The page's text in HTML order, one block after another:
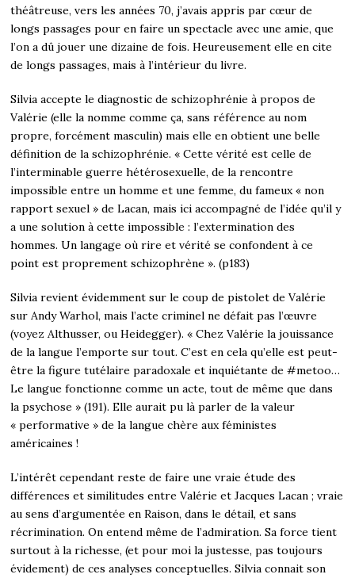
théâtreuse, vers les années 70, j’avais appris par cœur de
longs passages pour en faire un spectacle avec une amie, que
l’on a dû jouer une dizaine de fois. Heureusement elle en cite
de longs passages, mais à l’intérieur du livre.
Silvia accepte le diagnostic de schizophrénie à propos de
Valérie (elle la nomme comme ça, sans référence au nom
propre, forcément masculin) mais elle en obtient une belle
définition de la schizophrénie. « Cette vérité est celle de
l’interminable guerre hétérosexuelle, de la rencontre
impossible entre un homme et une femme, du fameux « non
rapport sexuel » de Lacan, mais ici accompagné de l’idée qu’il y
a une solution à cette impossible : l’extermination des
hommes. Un langage où rire et vérité se confondent à ce
point est proprement schizophrène ». (p183)
Silvia revient évidemment sur le coup de pistolet de Valérie
sur Andy Warhol, mais l’acte criminel ne défait pas l’œuvre
(voyez Althusser, ou Heidegger). « Chez Valérie la jouissance
de la langue l’emporte sur tout. C’est en cela qu’elle est peut-
être la figure tutélaire paradoxale et inquiétante de #metoo…
Le langue fonctionne comme un acte, tout de même que dans
la psychose » (191). Elle aurait pu là parler de la valeur
« performative » de la langue chère aux féministes
américaines !
L’intérêt cependant reste de faire une vraie étude des
différences et similitudes entre Valérie et Jacques Lacan ; vraie
au sens d’argumentée en Raison, dans le détail, et sans
récrimination. On entend même de l’admiration. Sa force tient
surtout à la richesse, (et pour moi la justesse, pas toujours
évidement) de ces analyses conceptuelles. Silvia connait son